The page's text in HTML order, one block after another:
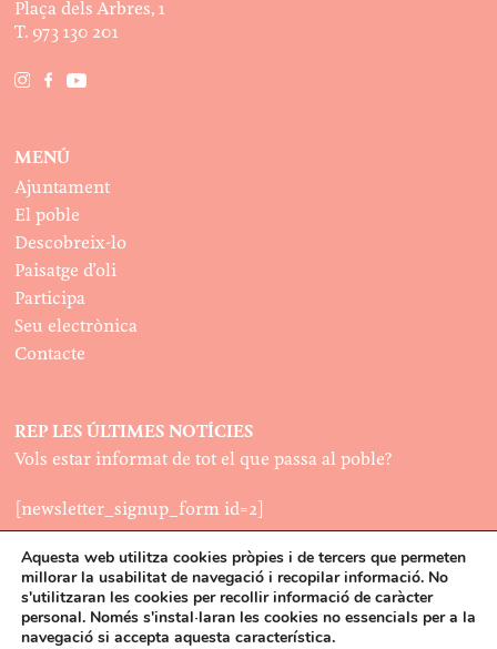
Plaça dels Arbres, 1
T. 973 130 201
MENÚ
Ajuntament
El poble
Descobreix-lo
Paisatge d’oli
Participa
Seu electrònica
Contacte
REP LES ÚLTIMES NOTÍCIES
Vols estar informat de tot el que passa al poble?
[newsletter_signup_form id=2]
LEGAL
Política de cookies
©2022
Aquesta web utilitza cookies pròpies i de tercers que permeten
millorar la usabilitat de navegació i recopilar informació. No
s'utilitzaran les cookies per recollir informació de caràcter
personal. Només s'instal·laran les cookies no essencials per a la
navegació si accepta aquesta característica.